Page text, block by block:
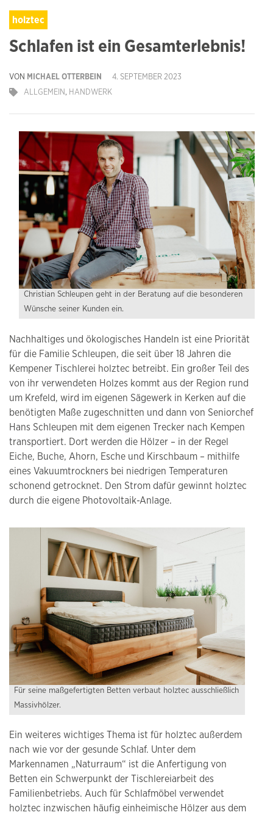
holztec
Schlafen ist ein Gesamterlebnis!
VON MICHAEL OTTERBEIN
4. SEPTEMBER 2023
ALLGEMEIN, HANDWERK
Christian Schleupen geht in der Beratung auf die besonderen
Wünsche seiner Kunden ein.
Nachhaltiges und ökologisches Handeln ist eine Priorität
für die Familie Schleupen, die seit über 18 Jahren die
Kempener Tischlerei holztec betreibt. Ein großer Teil des
von ihr verwendeten Holzes kommt aus der Region rund
um Krefeld, wird im eigenen Sägewerk in Kerken auf die
benötigten Maße zugeschnitten und dann von Seniorchef
Hans Schleupen mit dem eigenen Trecker nach Kempen
transportiert. Dort werden die Hölzer – in der Regel
Eiche, Buche, Ahorn, Esche und Kirschbaum – mithilfe
eines Vakuumtrockners bei niedrigen Temperaturen
schonend getrocknet. Den Strom dafür gewinnt holztec
durch die eigene Photovoltaik-Anlage.
Für seine maßgefertigten Betten verbaut holztec ausschließlich
Massivhölzer.
Ein weiteres wichtiges Thema ist für holztec außerdem
nach wie vor der gesunde Schlaf. Unter dem
Markennamen „Naturraum“ ist die Anfertigung von
Betten ein Schwerpunkt der Tischlereiarbeit des
Familienbetriebs. Auch für Schlafmöbel verwendet
holztec inzwischen häufig einheimische Hölzer aus dem